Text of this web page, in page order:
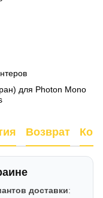
для Photon Mono
Возврат
доставки: